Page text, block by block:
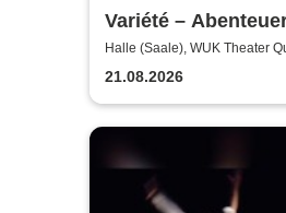
Variété –
See
Halle (Saale), WUK Theater
21.08.2026